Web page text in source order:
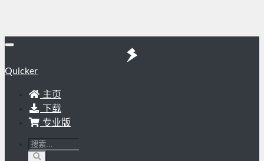
Quicker
主页
下载
专业版